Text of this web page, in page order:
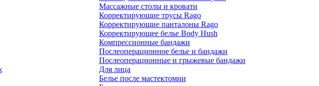
Массажные столы и кровати
Корректирующие трусы Rago
Корректирующие панталоны Rago
Корректирующее белье Body Hush
Компрессионные бандажи
Послеоперационное белье и бандажи
Послеоперационные и грыжевые бандажи
Для лица
Белье после мастектомии